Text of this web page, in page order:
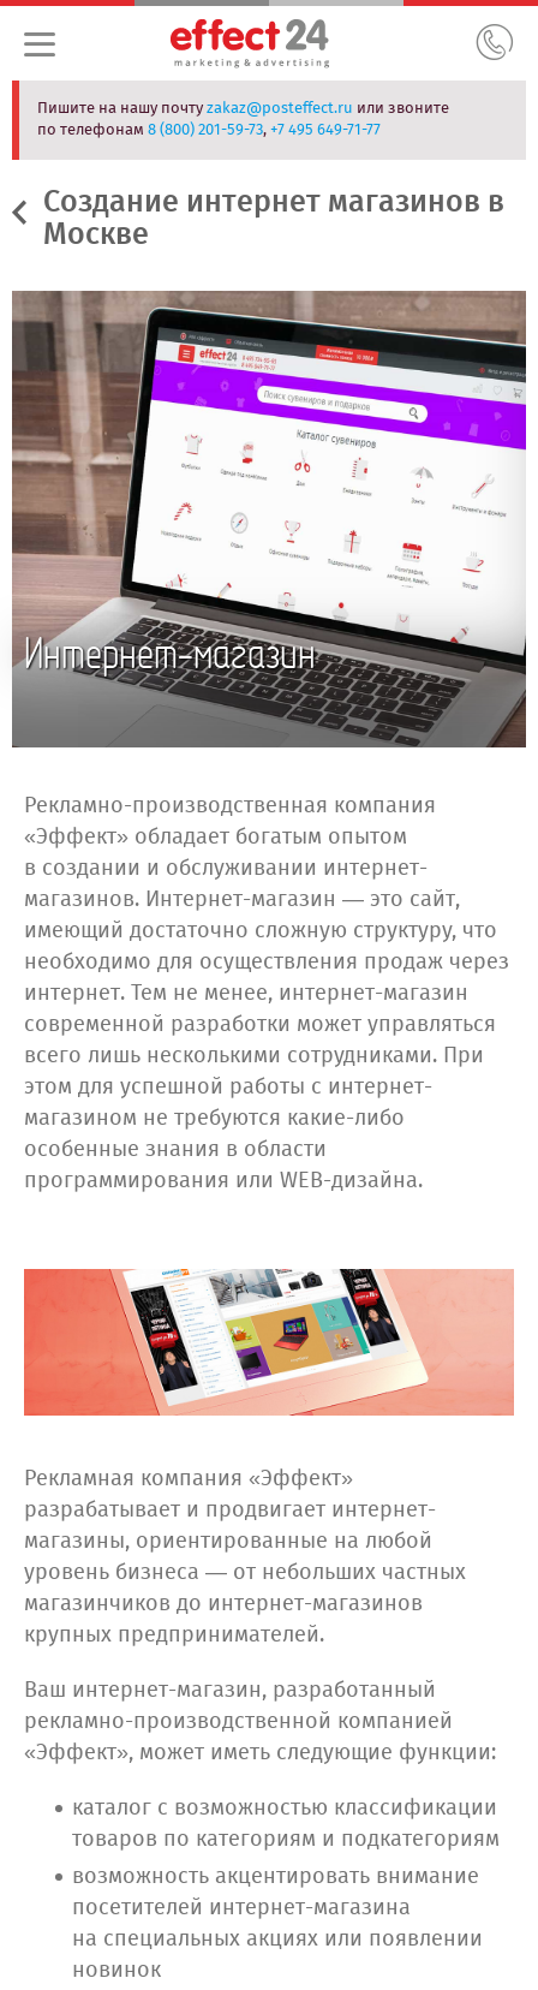
Пишите на нашу почтуzakaz@posteffect.ru или звоните
по телефонам8 (800) 201-59-73,+7 495 649-71-77
Создание интернет магазинов в
Москве
Интернет-магазин
Рекламно-производственная компания
«Эффект» обладает богатым опытом
в создании и обслуживании интернет-
магазинов. Интернет-магазин — это сайт,
имеющий достаточно сложную структуру, что
необходимо для осуществления продаж через
интернет. Тем не менее, интернет-магазин
современной разработки может управляться
всего лишь несколькими сотрудниками. При
этом для успешной работы с интернет-
магазином не требуются какие-либо
особенные знания в области
программирования или WEB-дизайна.
Рекламная компания «Эффект»
разрабатывает и продвигает интернет-
магазины, ориентированные на любой
уровень бизнеса — от небольших частных
магазинчиков до интернет-магазинов
крупных предпринимателей.
Ваш интернет-магазин, разработанный
рекламно-производственной компанией
«Эффект», может иметь следующие функции:
каталог с возможностью классификации
товаров по категориям и подкатегориям
возможность акцентировать внимание
посетителей интернет-магазина
на специальных акциях или появлении
новинок